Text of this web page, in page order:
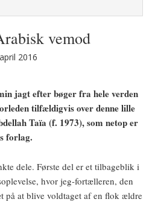
vemod
2016
jagt efter bøger fra hele verden
tilfældigvis over denne lille
Taïa (f. 1973), som netop er
forlag.
dele. Første del er et tilbageblik i
hvor jeg-fortælleren, den
på at blive voldtaget af en flok ældre